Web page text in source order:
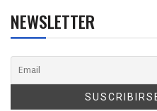
NEWSLETTER